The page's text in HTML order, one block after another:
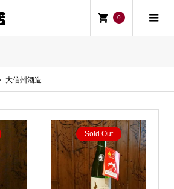
0
大信州酒造
Sold Out